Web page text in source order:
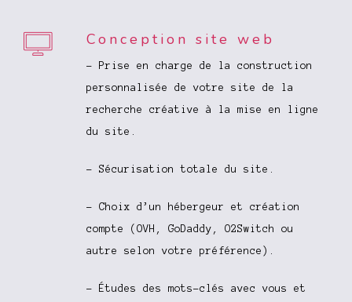
Conception site web
- Prise en charge de la construction
personnalisée de votre site de la
recherche créative à la mise en ligne
du site.
- Sécurisation totale du site.
- Choix d’un hébergeur et création
compte (OVH, GoDaddy, O2Switch ou
autre selon votre préférence).
- Études des mots-clés avec vous et